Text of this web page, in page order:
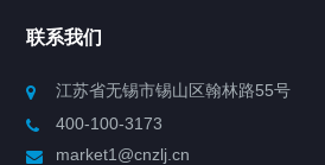
制冷加热动态控温系统
联系我们
江苏省无锡市锡山区翰林路55号
400-100-3173
market1@cnzlj.cn